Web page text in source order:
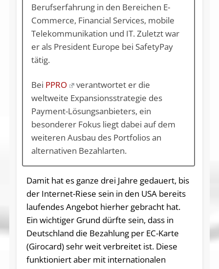
Berufserfahrung in den Bereichen E-
Commerce, Financial Services, mobile
Telekommunikation und IT. Zuletzt war
er als President Europe bei SafetyPay
tätig.
Bei PPRO
verantwortet er die
weltweite Expansionsstrategie des
Payment-Lösungsanbieters, ein
besonderer Fokus liegt dabei auf dem
weiteren Ausbau des Portfolios an
alternativen Bezahlarten.
Damit hat es ganze drei Jahre gedauert, bis
der Internet-Riese sein in den USA bereits
laufendes Angebot hierher gebracht hat.
Ein wichtiger Grund dürfte sein, dass in
Deutschland die Bezahlung per EC-Karte
(Girocard) sehr weit verbreitet ist. Diese
funktioniert aber mit internationalen